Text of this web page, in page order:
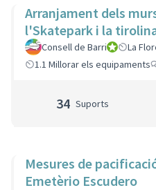
Arranjament dels
l'Skatepark i la
Consell de BarriConsell de
La
1.1 Millorar els equipaments
34 Suports
Mesures de
Emetèrio Escudero